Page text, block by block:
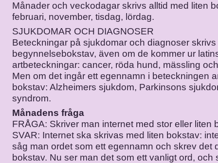
Månader och veckodagar skrivs alltid med liten
februari, november, tisdag, lördag.
SJUKDOMAR OCH DIAGNOSER
Beteckningar på sjukdomar och diagnoser
begynnelsebokstav, även om de kommer ur
artbeteckningar: cancer, röda hund, mässling
Men om det ingår ett egennamn i beteckningen
bokstav: Alzheimers sjukdom, Parkinsons
syndrom.
Månadens fråga
FRÅGA: Skriver man internet med stor eller liten
SVAR: Internet ska skrivas med liten bokstav:
såg man ordet som ett egennamn och skrev det
bokstav. Nu ser man det som ett vanligt ord, och